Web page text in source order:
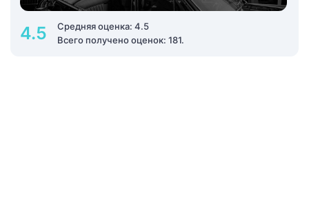
4.5
Средняя оценка: 4.5
Всего получено оценок: 181.